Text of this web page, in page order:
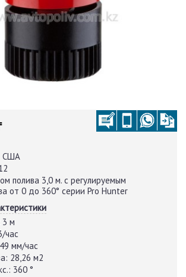
США
полива 3,0 м. с регулируемым
от 0 до 360° серии Pro Hunter
3 м
час
49 мм/час
28,26 м2
360 °